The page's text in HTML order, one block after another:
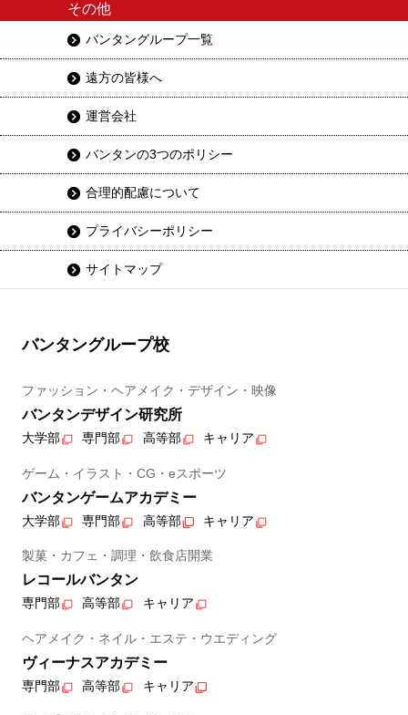
その他
バンタングループ一覧
遠方の皆様へ
運営会社
バンタンの3つのポリシー
合理的配慮について
プライバシーポリシー
サイトマップ
バンタングループ校
ファッション・ヘアメイク・デザイン・映像
バンタンデザイン研究所
大学部 専門部 高等部 キャリア
ゲーム・イラスト・CG・eスポーツ
バンタンゲームアカデミー
大学部 専門部 高等部 キャリア
製菓・カフェ・調理・飲食店開業
レコールバンタン
専門部 高等部 キャリア
ヘアメイク・ネイル・エステ・ウエディング
ヴィーナスアカデミー
専門部 高等部 キャリア